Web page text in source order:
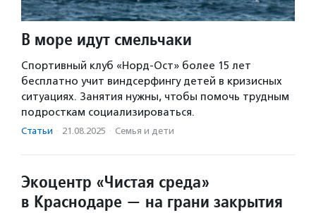
В море идут смельчаки
Спортивный клуб «Норд-Ост» более 15 лет
бесплатно учит виндсерфингу детей в кризисных
ситуациях. Занятия нужны, чтобы помочь трудным
подросткам социализироваться.
Статьи · 21.08.2025 · Семья и дети
Экоцентр «Чистая среда»
в Краснодаре — на грани закрытия